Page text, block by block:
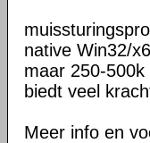
native Win32/
maar 250-
biedt veel
Meer info en